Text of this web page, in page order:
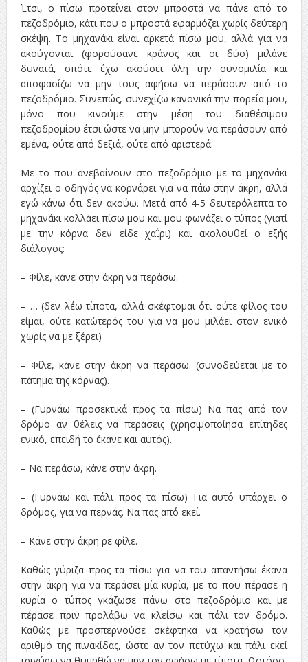
Έτσι, ο πίσω προτείνει στον μπροστά να πάνε από το
πεζοδρόμιο, κάτι που ο μπροστά εφαρμόζει χωρίς δεύτερη
σκέψη. Το μηχανάκι είναι αρκετά πίσω μου, αλλά για να
ακούγονται (φορούσανε κράνος και οι δύο) μιλάνε
δυνατά, οπότε έχω ακούσει όλη την συνομιλία και
αποφασίζω να μην τους αφήσω να περάσουν από το
πεζοδρόμιο. Συνεπώς, συνεχίζω κανονικά την πορεία μου,
μόνο που κινούμε στην μέση του διαθέσιμου
πεζοδρομίου έτσι ώστε να μην μπορούν να περάσουν από
εμένα, ούτε από δεξιά, ούτε από αριστερά.
Με το που ανεβαίνουν στο πεζοδρόμιο με το μηχανάκι
αρχίζει ο οδηγός να κορνάρει για να πάω στην άκρη, αλλά
εγώ κάνω ότι δεν ακούω. Μετά από 4-5 δευτερόλεπτα το
μηχανάκι κολλάει πίσω μου και μου φωνάζει ο τύπος (γιατί
με την κόρνα δεν είδε χαΐρι) και ακολουθεί ο εξής
διάλογος:
– Φίλε, κάνε στην άκρη να περάσω.
– … (δεν λέω τίποτα, αλλά σκέφτομαι ότι ούτε φίλος του
είμαι, ούτε κατώτερός του για να μου μιλάει στον ενικό
χωρίς να με ξέρει)
– Φίλε, κάνε στην άκρη να περάσω. (συνοδεύεται με το
πάτημα της κόρνας).
– (Γυρνάω προσεκτικά προς τα πίσω) Να πας από τον
δρόμο αν θέλεις να περάσεις (χρησιμοποίησα επίτηδες
ενικό, επειδή το έκανε και αυτός).
– Να περάσω, κάνε στην άκρη.
– (Γυρνάω και πάλι προς τα πίσω) Για αυτό υπάρχει ο
δρόμος, για να περνάς. Να πας από εκεί.
– Κάνε στην άκρη ρε φίλε.
Καθώς γύριζα προς τα πίσω για να του απαντήσω έκανα
στην άκρη για να περάσει μία κυρία, με το που πέρασε η
κυρία ο τύπος γκάζωσε πάνω στο πεζοδρόμιο και με
πέρασε πριν προλάβω να κλείσω και πάλι τον δρόμο.
Καθώς με προσπερνούσε σκέφτηκα να κρατήσω τον
αριθμό της πινακίδας, ώστε αν τον πετύχω και πάλι εκεί